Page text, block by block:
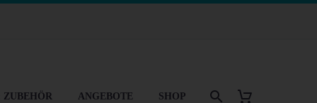
ZUBEHÖR ANGEBOTE SHOP